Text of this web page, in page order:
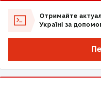
Отримайте
Україні за